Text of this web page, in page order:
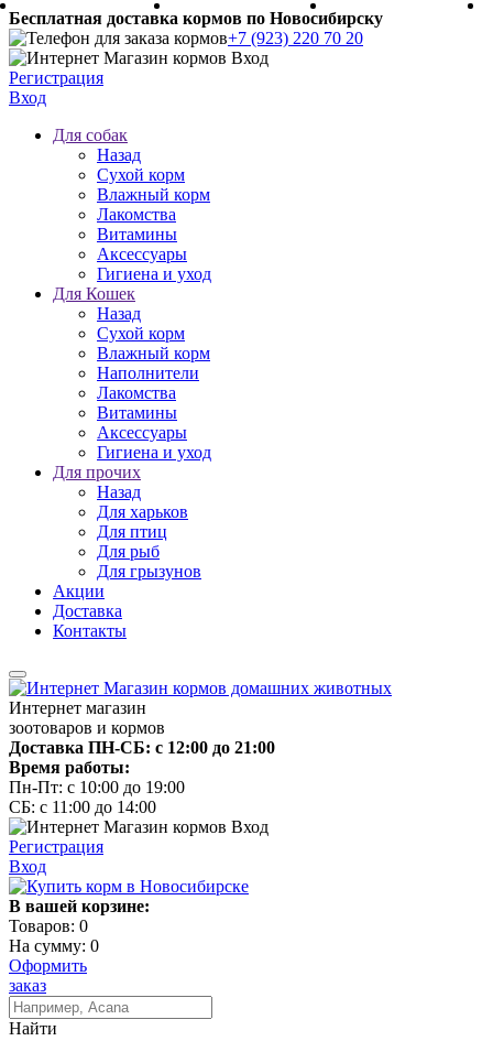
Бесплатная доставка кормов по Новосибирску
+7 (923) 220 70 20
Регистрация
Вход
Для собак
Назад
Сухой корм
Влажный корм
Лакомства
Витамины
Аксессуары
Гигиена и уход
Для Кошек
Назад
Сухой корм
Влажный корм
Наполнители
Лакомства
Витамины
Аксессуары
Гигиена и уход
Для прочих
Назад
Для харьков
Для птиц
Для рыб
Для грызунов
Акции
Доставка
Контакты
Интернет магазин
зоотоваров и кормов
Доставка ПН-СБ: с 12:00 до 21:00
Время работы:
Пн-Пт: с 10:00 до 19:00
СБ: с 11:00 до 14:00
Регистрация
Вход
В вашей корзине:
Товаров: 0
На сумму: 0
Оформить
заказ
Найти